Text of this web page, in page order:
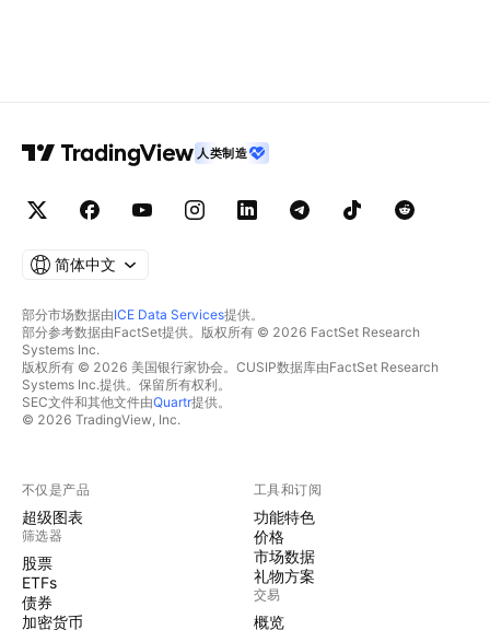
人类制造
简体中文
部分市场数据由ICE Data Services提供。
部分参考数据由FactSet提供。版权所有 © 2026 FactSet Research
Systems Inc.
版权所有 © 2026 美国银行家协会。CUSIP数据库由FactSet Research
Systems Inc.提供。保留所有权利。
SEC文件和其他文件由Quartr提供。
© 2026 TradingView, Inc.
不仅是产品
超级图表
筛选器
股票
ETFs
债券
加密货币
工具和订阅
功能特色
价格
市场数据
礼物方案
交易
概览